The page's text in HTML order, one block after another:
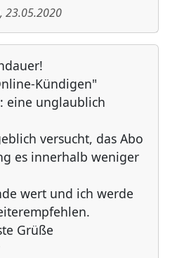
, 23.05.2020
Kündigen"
eine unglaublich
versucht, das Abo
es innerhalb weniger
wert und ich werde
Grüße